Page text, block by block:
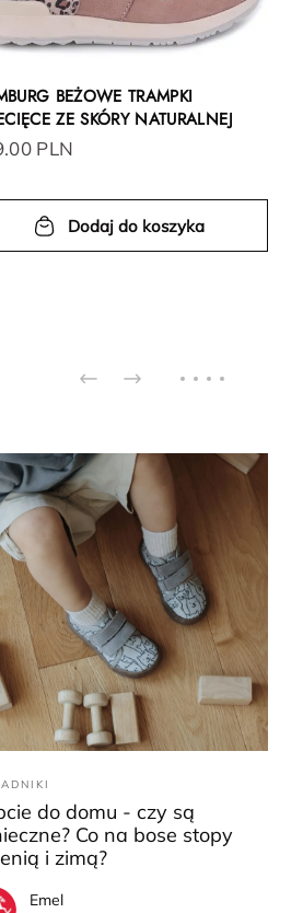
BEŻOWE TRAMPKI
ZE SKÓRY NATURALNEJ
PLN
Dodaj do koszyka
do domu - czy są
Co na bose stopy
i zimą?
Emel